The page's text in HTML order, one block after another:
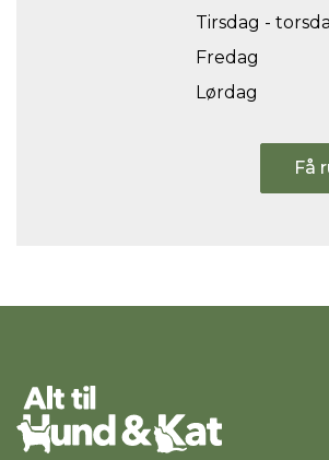
Tirsdag -
Fredag
Lørdag
Få